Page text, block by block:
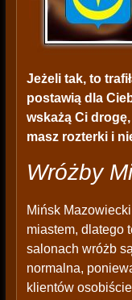
Jeżeli tak, to
postawią dla
wskażą Ci
masz rozterki i
Wróżby
Mińsk
miastem, dlatego
salonach wróżb
normalna,
klientów